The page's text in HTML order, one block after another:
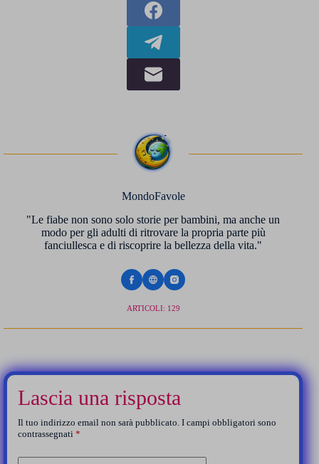
MondoFavole
"Le fiabe non sono solo storie per bambini, ma anche un
modo per gli adulti di ritrovare la propria parte più
fanciullesca e di riscoprire la bellezza della vita."
ARTICOLI: 129
Lascia una risposta
Il tuo indirizzo email non sarà pubblicato. I campi obbligatori sono
contrassegnati *